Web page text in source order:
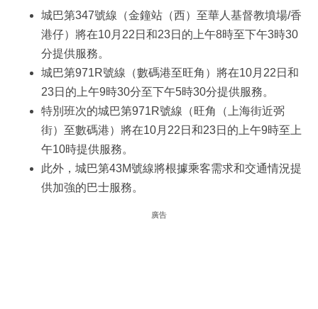
城巴第347號線（金鐘站（西）至華人基督教墳場/香
港仔）將在10月22日和23日的上午8時至下午3時30
分提供服務。
城巴第971R號線（數碼港至旺角）將在10月22日和
23日的上午9時30分至下午5時30分提供服務。
特別班次的城巴第971R號線（旺角（上海街近弼
街）至數碼港）將在10月22日和23日的上午9時至上
午10時提供服務。
此外，城巴第43M號線將根據乘客需求和交通情況提
供加強的巴士服務。
廣告